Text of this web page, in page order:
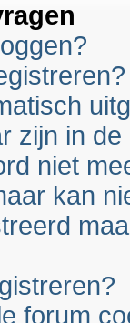
zijn in
niet
kan
forum